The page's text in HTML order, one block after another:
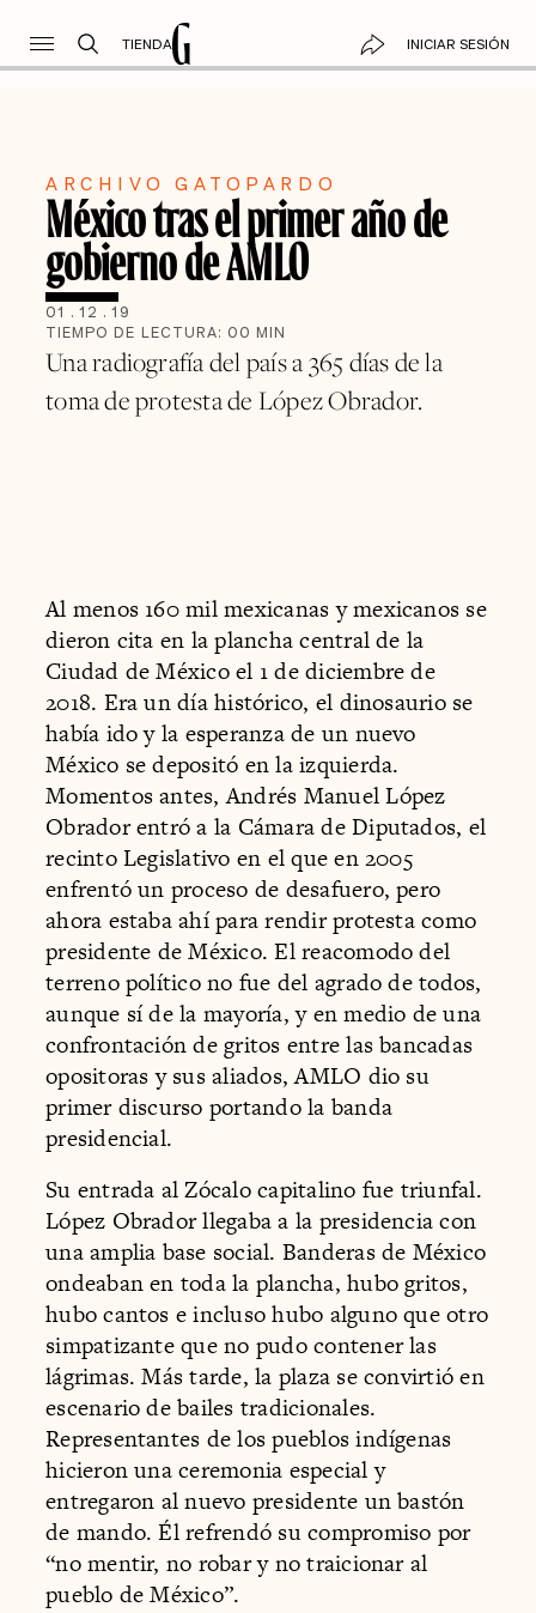
TIENDA INICIAR SESIÓN
ARCHIVO GATOPARDO
México tras el primer año de
gobierno de AMLO
01 . 12 . 19
TIEMPO DE LECTURA: 00 MIN
Una radiografía del país a 365 días de la
toma de protesta de López Obrador.
Al menos 160 mil mexicanas y mexicanos se
dieron cita en la plancha central de la
Ciudad de México el 1 de diciembre de
2018. Era un día histórico, el dinosaurio se
había ido y la esperanza de un nuevo
México se depositó en la izquierda.
Momentos antes, Andrés Manuel López
Obrador entró a la Cámara de Diputados, el
recinto Legislativo en el que en 2005
enfrentó un proceso de desafuero, pero
ahora estaba ahí para rendir protesta como
presidente de México. El reacomodo del
terreno político no fue del agrado de todos,
aunque sí de la mayoría, y en medio de una
confrontación de gritos entre las bancadas
opositoras y sus aliados, AMLO dio su
primer discurso portando la banda
presidencial.
Su entrada al Zócalo capitalino fue triunfal.
López Obrador llegaba a la presidencia con
una amplia base social. Banderas de México
ondeaban en toda la plancha, hubo gritos,
hubo cantos e incluso hubo alguno que otro
simpatizante que no pudo contener las
lágrimas. Más tarde, la plaza se convirtió en
escenario de bailes tradicionales.
Representantes de los pueblos indígenas
hicieron una ceremonia especial y
entregaron al nuevo presidente un bastón
de mando. Él refrendó su compromiso por
“no mentir, no robar y no traicionar al
pueblo de México”.